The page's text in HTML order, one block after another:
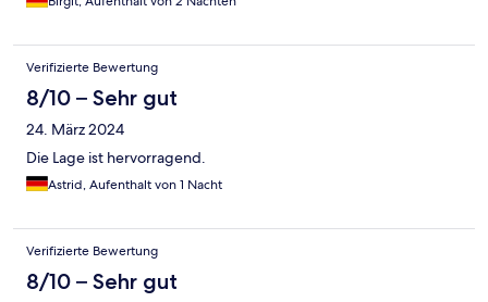
Verifizierte Bewertung
8/10 – Sehr gut
24. März 2024
Die Lage ist hervorragend.
Astrid, Aufenthalt von 1 Nacht
Verifizierte Bewertung
8/10 – Sehr gut